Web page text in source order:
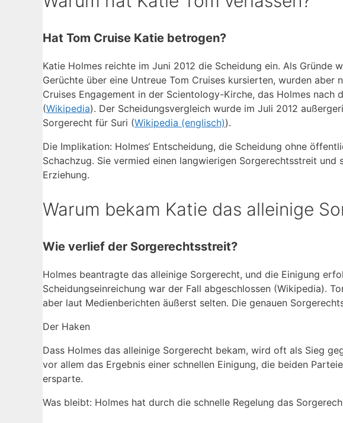
Hat Tom Cruise Katie betrogen?
Katie Holmes reichte im Juni 2012 die Scheidung ein. Als Gründe
Gerüchte über eine Untreue Tom Cruises kursierten, wurden
Cruises Engagement in der Scientology-Kirche, das Holmes
(Wikipedia). Der Scheidungsvergleich wurde im Juli 2012
Sorgerecht für Suri (Wikipedia (englisch)).
Die Implikation: Holmes‘ Entscheidung, die Scheidung ohne
Schachzug. Sie vermied einen langwierigen Sorgerechtsstreit
Erziehung.
Warum bekam Katie das alleinige
Wie verlief der Sorgerechtsstreit?
Holmes beantragte das alleinige Sorgerecht, und die Einigung
Scheidungseinreichung war der Fall abgeschlossen (Wikipedia).
aber laut Medienberichten äußerst selten. Die genauen
Der Haken
Dass Holmes das alleinige Sorgerecht bekam, wird oft als Sieg
vor allem das Ergebnis einer schnellen Einigung, die beiden
ersparte.
Was bleibt: Holmes hat durch die schnelle Regelung das